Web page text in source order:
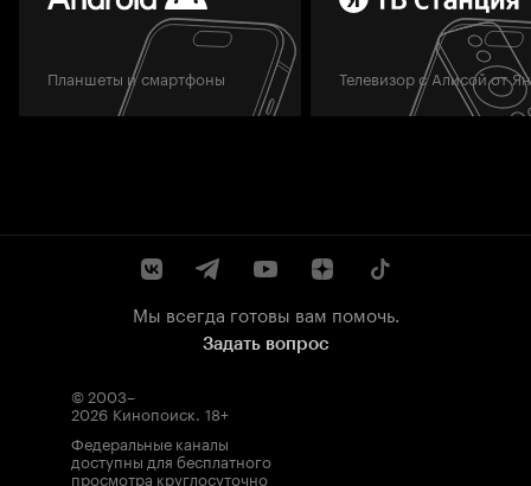
Планшеты и смартфоны Телевизор с Алисой от
Мы всегда готовы вам помочь.
Задать вопрос
© 2003–
2026 Кинопоиск. 18+
Федеральные каналы
доступны для бесплатного
просмотра круглосуточно